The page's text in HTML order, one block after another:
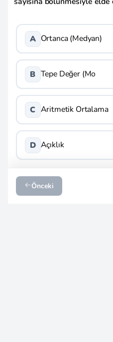
A Ortanca (Medyan)
B Tepe Değer (Mo
C Aritmetik Ortalama
D Açıklık
Önceki